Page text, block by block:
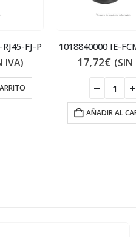
FJ-P
IVA)
1018840000 IE-
17,72€ (SIN
AÑADIR AL